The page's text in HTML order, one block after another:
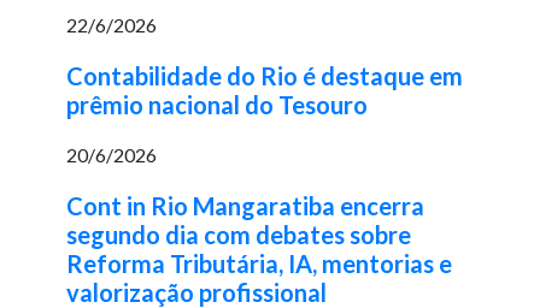
22/6/2026
Contabilidade do Rio é destaque em
prêmio nacional do Tesouro
20/6/2026
Cont in Rio Mangaratiba encerra
segundo dia com debates sobre
Reforma Tributária, IA, mentorias e
valorização profissional